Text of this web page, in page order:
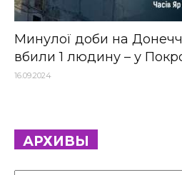
Минулої доби на
вбили 1 людину – у
16.09.2024
АРХИВЫ
Архивы